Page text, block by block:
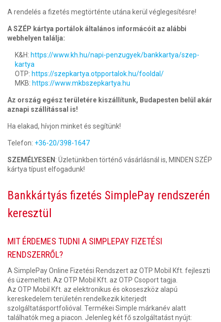
A rendelés a fizetés megtörténte utána kerül véglegesítésre!
A SZÉP kártya portálok általános informácóit az alábbi
webhelyen találja:
K&H: https://www.kh.hu/napi-penzugyek/bankkartya/szep-
kartya
OTP: https://szepkartya.otpportalok.hu/fooldal/
MKB: https://www.mkbszepkartya.hu
Az ország egész területére kiszállítunk, Budapesten belül akár
aznapi szállítással is!
Ha elakad, hívjon minket és segítünk!
Telefon: +36-20/398-1647
SZEMÉLYESEN : Üzletünkben történő vásárlásnál is, MINDEN SZÉP
kártya típust elfogadunk!
Bankkártyás fizetés SimplePay rendszerén
keresztül
MIT ÉRDEMES TUDNI A SIMPLEPAY FIZETÉSI
RENDSZERRŐL?
A SimplePay Online Fizetési Rendszert az OTP Mobil Kft. fejleszti
és üzemelteti. Az OTP Mobil Kft. az OTP Csoport tagja.
Az OTP Mobil Kft. az elektronikus és okoseszköz alapú
kereskedelem területén rendelkezik kiterjedt
szolgáltatásportfolióval. Termékei Simple márkanév alatt
találhatók meg a piacon. Jelenleg két fő szolgáltatást nyújt: